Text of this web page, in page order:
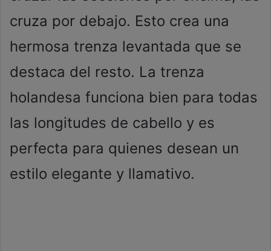
cruza por debajo. Esto crea una
hermosa trenza levantada que se
destaca del resto. La trenza
holandesa funciona bien para todas
las longitudes de cabello y es
perfecta para quienes desean un
estilo elegante y llamativo.